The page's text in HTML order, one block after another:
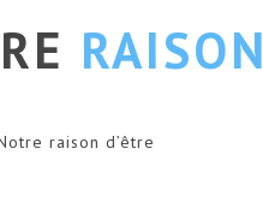
raison d’être